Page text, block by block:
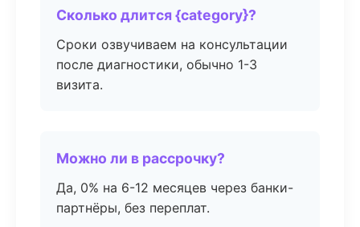
Сколько длится {category}?
Сроки озвучиваем на консультации
после диагностики, обычно 1-3
визита.
Можно ли в рассрочку?
Да, 0% на 6-12 месяцев через банки-
партнёры, без переплат.